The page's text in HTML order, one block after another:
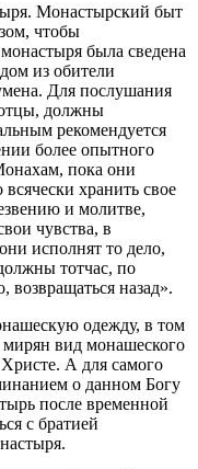
Монастырский быт
чтобы
была сведена
из обители
Для послушания
должны
рекомендуется
более опытного
пока они
хранить свое
и молитве,
чувства, в
исполнят то дело,
тотчас, по
возвращаться назад».
одежду, в том
вид монашеского
Христе. А для самого
о данном Богу
после временной
с братией